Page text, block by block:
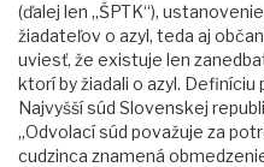
(ďalej len „ŠPTK“),
žiadateľov o azyl, teda aj
uviesť, že existuje len
ktorí by žiadali o azyl.
Najvyšší súd Slovenskej
„Odvolací súd považuje za
cudzinca znamená